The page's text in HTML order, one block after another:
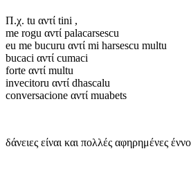
Π.χ. tu αντί tini ,
me rogu αντί palacarsescu
eu me bucuru αντί mi harsescu multu
bucaci αντί cumaci
forte αντί multu
invecitoru αντί dhascalu
conversacione αντί muabets
δάνειες είναι και πολλές αφηρημένες